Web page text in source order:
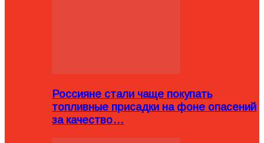
Россияне стали чаще покупать
топливные присадки на фоне опасений
за качество…